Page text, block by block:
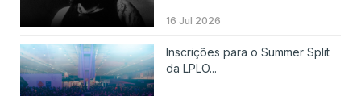
16 Jul 2026
Inscrições para o Summer Split
da LPLO...